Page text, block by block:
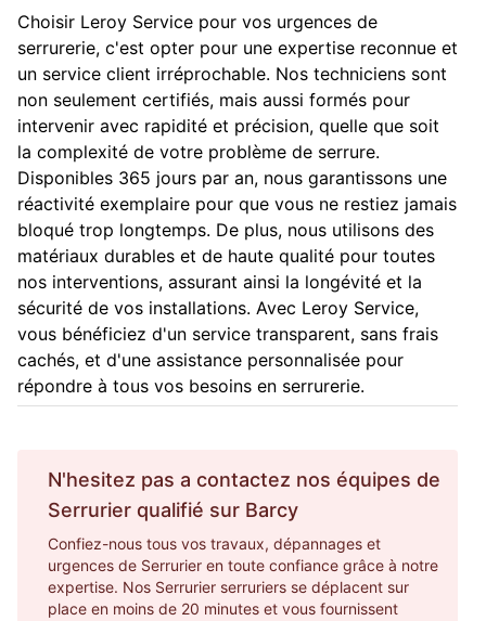
Choisir Leroy Service pour vos urgences de
serrurerie, c'est opter pour une expertise reconnue et
un service client irréprochable. Nos techniciens sont
non seulement certifiés, mais aussi formés pour
intervenir avec rapidité et précision, quelle que soit
la complexité de votre problème de serrure.
Disponibles 365 jours par an, nous garantissons une
réactivité exemplaire pour que vous ne restiez jamais
bloqué trop longtemps. De plus, nous utilisons des
matériaux durables et de haute qualité pour toutes
nos interventions, assurant ainsi la longévité et la
sécurité de vos installations. Avec Leroy Service,
vous bénéficiez d'un service transparent, sans frais
cachés, et d'une assistance personnalisée pour
répondre à tous vos besoins en serrurerie.
N'hesitez pas a contactez nos équipes de
Serrurier qualifié sur Barcy
Confiez-nous tous vos travaux, dépannages et
urgences de Serrurier en toute confiance grâce à notre
expertise. Nos Serrurier serruriers se déplacent sur
place en moins de 20 minutes et vous fournissent